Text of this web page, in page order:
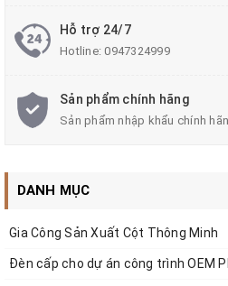
phí cho Chủ đầu
hàng và Người sử
Hỗ trợ 24/7
Hotline:0947324999
Sản phẩm chính hãng
Sản phẩm nhập khẩu chính
DANH MỤC
Gia Công Sản Xuất Cột Thông Minh
Đèn cấp cho dự án công trình OEM